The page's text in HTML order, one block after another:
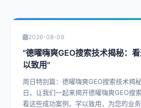
2026-08-09
"德曜嗨爽GEO搜索技术揭秘：
以致用"
周日特别篇：德曜嗨爽GEO搜索技术揭秘 在这个阳光明媚的
日，让我们一起来揭开德曜嗨爽GEO搜
看这些成功案例，学以致用，为您的业务注